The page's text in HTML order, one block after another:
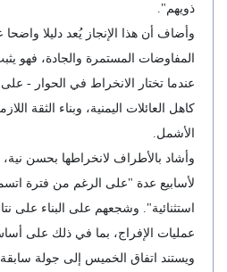
ذويهم".
وأضاف أن هذا الإنجاز يُعد دليلا
المفاوضات المستمرة والجادة، فهو
عندما تختار الانخراط في الحوار - على
كاهل العائلات اليمنية، وبناء الثقة
الأشمل.
وأشاد بالأطراف لانخراطها بحسن
لأسابيع عدة "على الرغم من فترة
استثنائية". وشجعهم على البناء على
عمليات الإفراج، بما في ذلك على
ويستند اتفاق الخميس إلى جولة